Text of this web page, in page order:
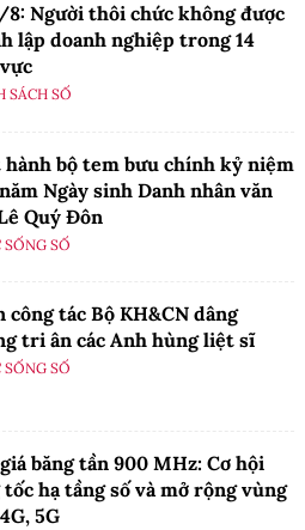
8: Người thôi chức không được
lập doanh nghiệp trong 14
SÁCH SỐ
hành bộ tem bưu chính kỷ niệm
Ngày sinh Danh nhân văn
Quý Đôn
SỐNG SỐ
công tác Bộ KH&CN dâng
tri ân các Anh hùng liệt sĩ
SỐNG SỐ
băng tần 900 MHz: Cơ hội
hạ tầng số và mở rộng vùng
5G